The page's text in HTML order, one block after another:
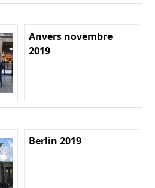
Anvers novembre
2019
Berlin 2019